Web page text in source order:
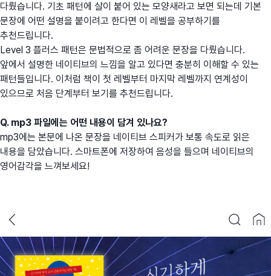
다뤘습니다. 기초 패턴에 살이 붙어 있는 모양새라고 보면 되는데 기본
문장에 어떤 설명을 붙이려고 한다면 이 레벨을 공부하기를
추천드립니다.
Level 3 플러스 패턴은 문법적으로 좀 어려운 문장을 다뤘습니다.
앞에서 설명한 네이티브의 느낌을 알고 있다면 충분히 이해할 수 있는
패턴들입니다. 이처럼 책이 첫 레벨부터 마지막 레벨까지 연계성이
있으므로 처음 단계부터 보기를 추천드립니다.
Q. mp3 파일에는 어떤 내용이 담겨 있나요?
mp3에는 본문에 나온 문장을 네이티브 스피커가 보통 속도로 읽은
내용을 담았습니다. 스마트폰에 저장하여 음성을 들으며 네이티브의
영어감각을 느껴보세요!